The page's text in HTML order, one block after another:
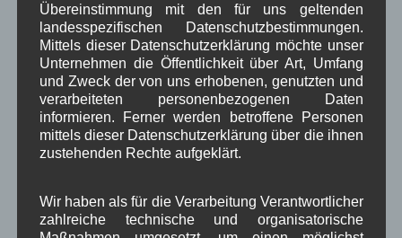
Name*
E-Mail
Übereinstimmung mit den für uns geltenden
landesspezifischen Datenschutzbestimmungen.
Mittels dieser Datenschutzerklärung möchte unser
Unternehmen die Öffentlichkeit über Art, Umfang
und Zweck der von uns erhobenen, genutzten und
verarbeiteten personenbezogenen Daten
informieren. Ferner werden betroffene Personen
mittels dieser Datenschutzerklärung über die ihnen
zustehenden Rechte aufgeklärt.
Wir haben als für die Verarbeitung Verantwortlicher
zahlreiche technische und organisatorische